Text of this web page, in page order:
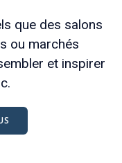
que des salons
ou marchés
et inspirer